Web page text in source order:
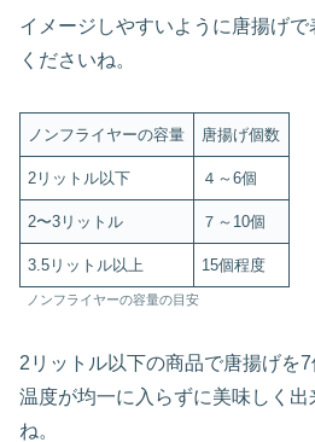
イメージしやすいように唐揚げ
くださいね。
ノンフライヤーの容量 唐揚げ個数
2リットル以下 ４～6個
2〜3リットル ７～10個
3.5リットル以上 15個程度
ノンフライヤーの容量の目安
2リットル以下の商品で唐揚げを7
温度が均一に入らずに美味しく
ね。